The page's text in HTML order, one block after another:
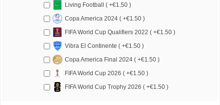
Living Football ( +€1.50 )
Copa America 2024 ( +€1.50 )
FIFA World Cup Qualifiers 2022 ( +€1.50 )
Vibra El Continente ( +€1.50 )
Copa America Final 2024 ( +€1.50 )
FIFA World Cup 2026 ( +€1.50 )
FIFA World Cup Trophy 2026 ( +€1.50 )